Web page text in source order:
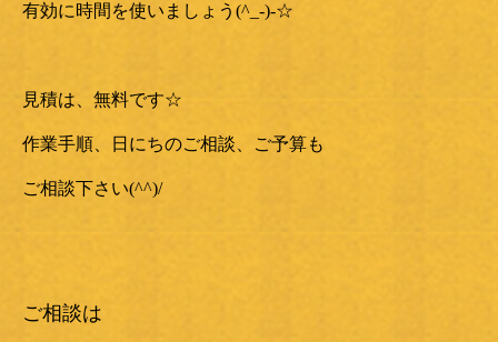
有効に時間を使いましょう(^_-)-☆
見積は、無料です☆
作業手順、日にちのご相談、ご予算も
ご相談下さい(^^)/
ご相談は